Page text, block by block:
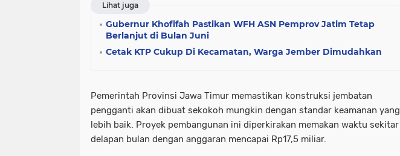
Lihat juga
Gubernur Khofifah Pastikan WFH ASN Pemprov Jatim Tetap
Berlanjut di Bulan Juni
Cetak KTP Cukup Di Kecamatan, Warga Jember Dimudahkan
Pemerintah Provinsi Jawa Timur memastikan konstruksi jembatan
pengganti akan dibuat sekokoh mungkin dengan standar keamanan yang
lebih baik. Proyek pembangunan ini diperkirakan memakan waktu sekitar
delapan bulan dengan anggaran mencapai Rp17,5 miliar.